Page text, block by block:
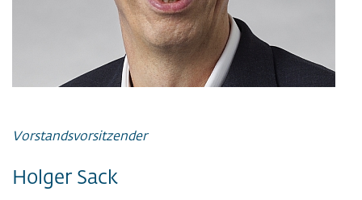
Vorstandsvorsitzender
Holger Sack